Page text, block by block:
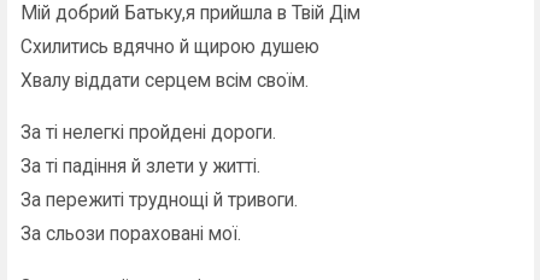
Мій добрий Батьку,я прийшла в Твій Дім
Схилитись вдячно й щирою душею
Хвалу віддати серцем всім своїм.
За ті нелегкі пройдені дороги.
За ті падіння й злети у житті.
За пережиті труднощі й тривоги.
За сльози пораховані мої.